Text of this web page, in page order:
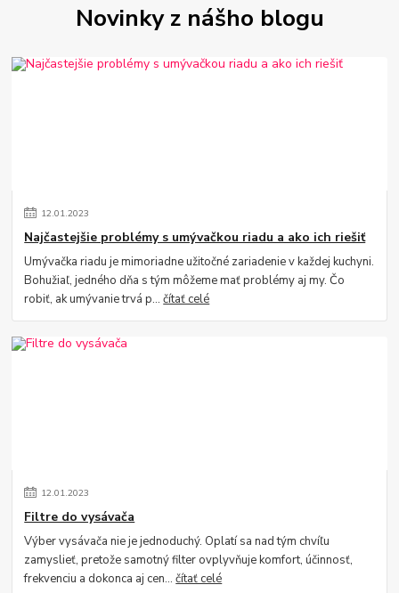
Novinky z nášho blogu
12.01.2023
Najčastejšie problémy s umývačkou riadu a ako ich riešiť
Umývačka riadu je mimoriadne užitočné zariadenie v každej kuchyni.
Bohužiaľ, jedného dňa s tým môžeme mať problémy aj my. Čo
robiť, ak umývanie trvá p...čítať celé
12.01.2023
Filtre do vysávača
Výber vysávača nie je jednoduchý. Oplatí sa nad tým chvíľu
zamyslieť, pretože samotný filter ovplyvňuje komfort, účinnosť,
frekvenciu a dokonca aj cen...čítať celé